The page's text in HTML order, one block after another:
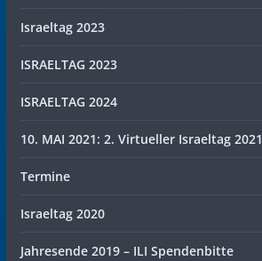
Israeltag 2023
ISRAELTAG 2023
ISRAELTAG 2024
10. MAI 2021: 2. Virtueller Israeltag 2021
Termine
Israeltag 2020
Jahresende 2019 – ILI Spendenbitte